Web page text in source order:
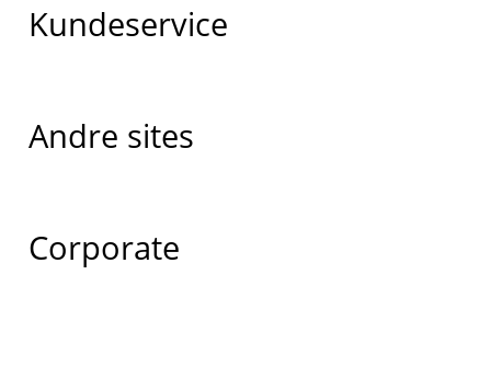
Kundeservice
Andre sites
Corporate